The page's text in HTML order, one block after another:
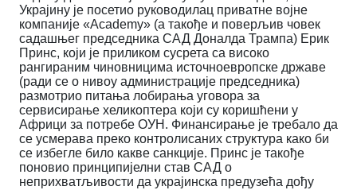
Украјину је посетио руководилац приватне војне
компаније «Academy» (а такође и поверљив човек
садашњег председника САД Доналда Трампа) Ерик
Принс, који је приликом сусрета са високо
рангираним чиновницима источноевропске државе
(ради се о нивоу администрације председника)
размотрио питања лобирања уговора за
сервисирање хеликоптера који су коришћени у
Африци за потребе ОУН. Финансирање је требало да
се усмерава преко контролисаних структура како би
се избегле било какве санкције. Принс је такође
поновио принципијелни став САД о
неприхватљивости да украјинска предузећа дођу